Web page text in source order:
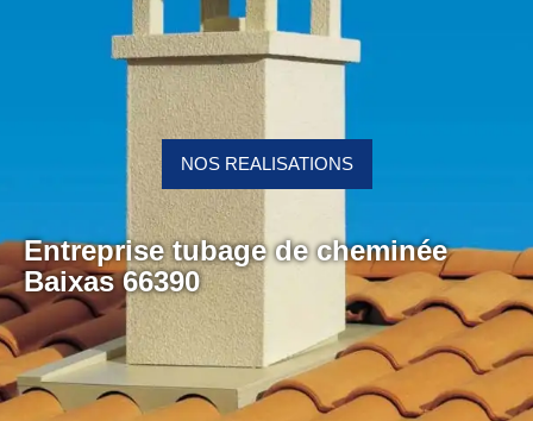
Entreprise tubage de cheminée
Baixas 66390
NOS REALISATIONS